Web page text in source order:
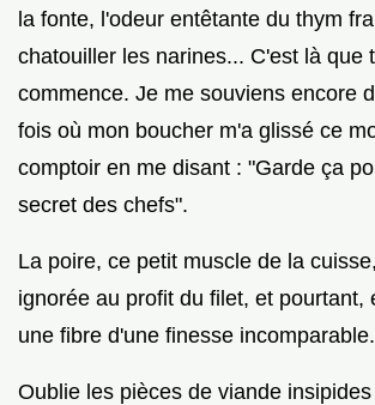
la fonte, l'odeur entêtante du thym
chatouiller les narines... C'est là que
commence. Je me souviens encore
fois où mon boucher m'a glissé ce
comptoir en me disant : "Garde ça
secret des chefs".
La poire, ce petit muscle de la
ignorée au profit du filet, et pourtant,
une fibre d'une finesse incomparable.
Oublie les pièces de viande